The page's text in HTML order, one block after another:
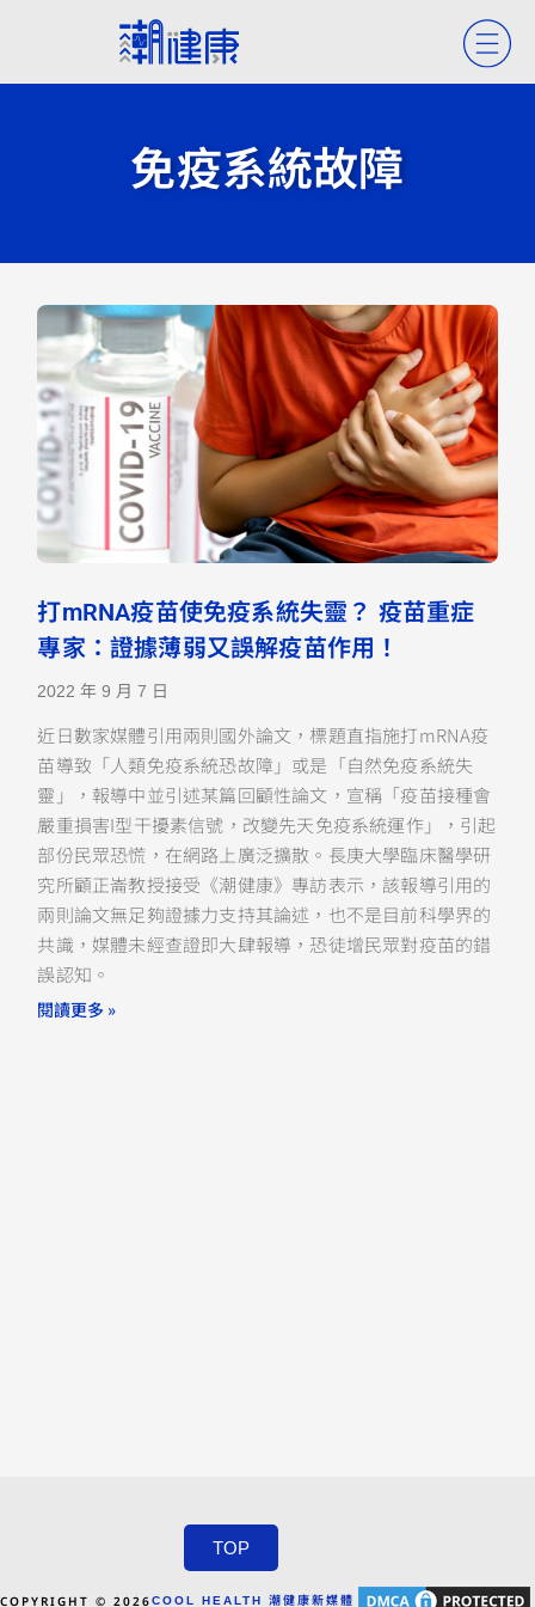
免疫系統故障
打mRNA疫苗使免疫系統失靈？ 疫苗重症
專家：證據薄弱又誤解疫苗作用！
2022 年 9 月 7 日
近日數家媒體引用兩則國外論文，標題直指施打mRNA疫
苗導致「人類免疫系統恐故障」或是「自然免疫系統失
靈」，報導中並引述某篇回顧性論文，宣稱「疫苗接種會
嚴重損害I型干擾素信號，改變先天免疫系統運作」，引起
部份民眾恐慌，在網路上廣泛擴散。長庚大學臨床醫學研
究所顧正崙教授接受《潮健康》專訪表示，該報導引用的
兩則論文無足夠證據力支持其論述，也不是目前科學界的
共識，媒體未經查證即大肆報導，恐徒增民眾對疫苗的錯
誤認知。
閱讀更多 »
TOP
COPYRIGHT © 2026COOL HEALTH 潮健康新媒體